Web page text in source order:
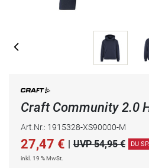
Craft Community 2.0
Art.Nr.: 1915328-XS90000-M
27,47 € | UVP 54,95 € DU
inkl. 19 % MwSt.